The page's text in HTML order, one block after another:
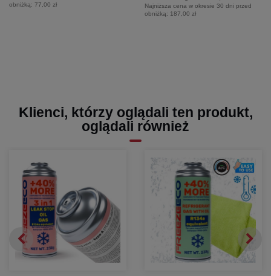
obniżką: 77,00 zł
Najniższa cena w okresie 30 dni przed
obniżką: 187,00 zł
Klienci, którzy oglądali ten produkt,
oglądali również